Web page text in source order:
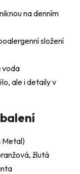
na denním
složení
voda
ale i detaily v
Metal)
žlutá